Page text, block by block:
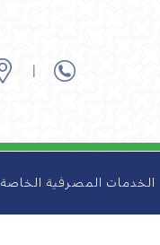
الخدمات المصرفية الخاصة